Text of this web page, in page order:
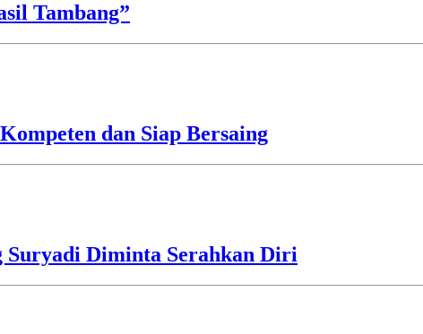
Tambang”
dan Siap Bersaing
Diminta Serahkan Diri